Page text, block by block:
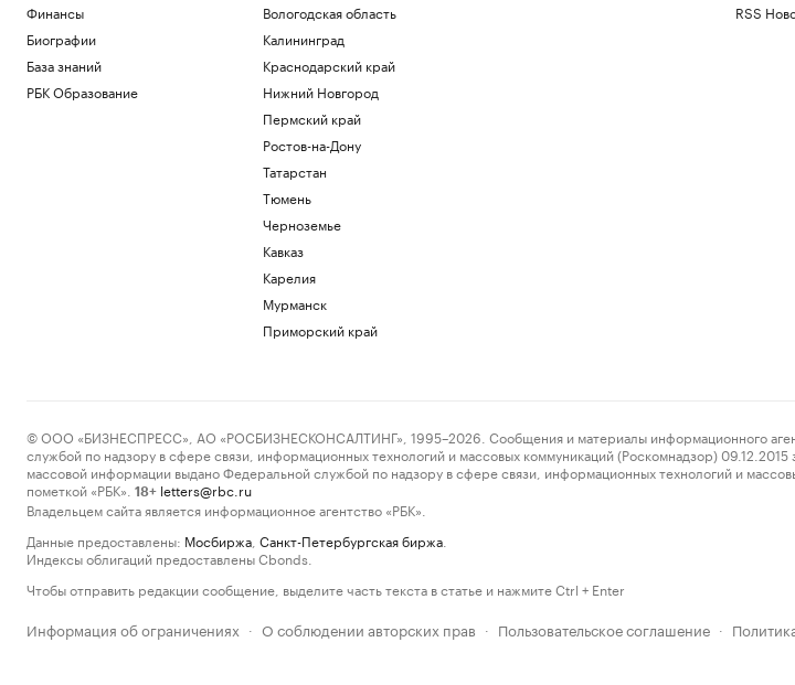
Финансы
Биографии
База знаний
РБК Образование
Вологодская область
Калининград
Краснодарский край
Нижний Новгород
Пермский край
Ростов-на-Дону
Татарстан
Тюмень
Черноземье
Кавказ
Карелия
Мурманск
Приморский край
RSS
© ООО «БИЗНЕСПРЕСС», АО «РОСБИЗНЕСКОНСАЛТИНГ», 1995–2026. Сообщения и материалы информационного
службой по надзору в сфере связи, информационных технологий и массовых коммуникаций (Роскомнадзор)
массовой информации выдано Федеральной службой по надзору в сфере связи, информационных технологий и
пометкой «РБК».
18+ letters@rbc.ru
Владельцем сайта является информационное агентство «РБК».
Данные предоставлены: Мосбиржа Санкт-Петербургская биржа
Индексы облигаций предоставлены Cbonds.
Чтобы отправить редакции сообщение, выделите часть текста в статье и нажмите Ctrl + Enter
Информация об ограничениях · О соблюдении авторских прав · Пользовательское соглашение ·